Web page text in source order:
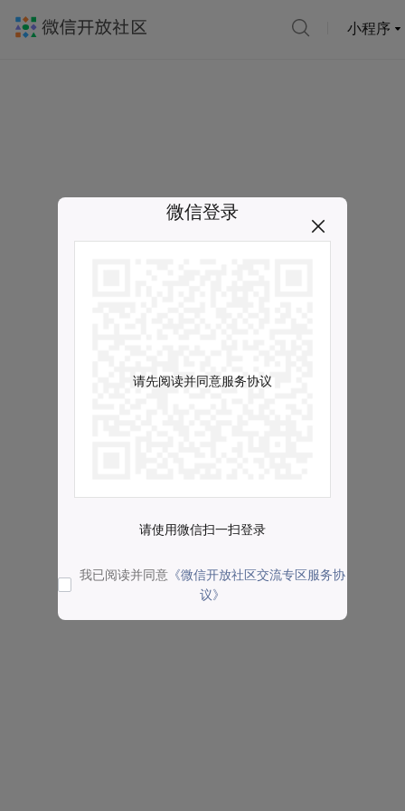
小程序
微信登录
请先阅读并同意服务协议
请使用微信扫一扫登录
我已阅读并同意 《微信开放社区交流专区服务协
议》